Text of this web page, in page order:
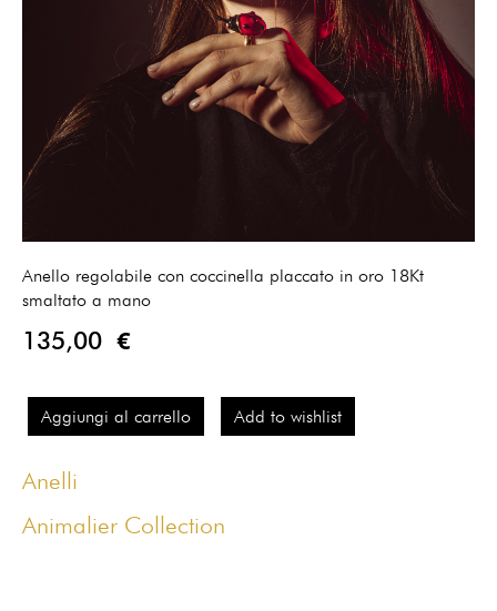
Anello regolabile con coccinella placcato in oro 18Kt
smaltato a mano
135,00 €
Aggiungi al carrello Add to wishlist
Anelli
Animalier Collection